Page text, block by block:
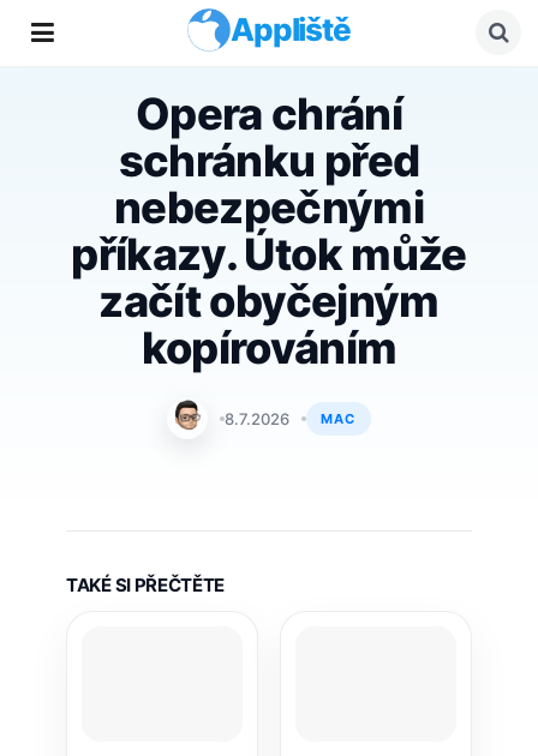
Appliště
Opera chrání
schránku před
nebezpečnými
příkazy. Útok může
začít obyčejným
kopírováním
Jan Holeš
8.7.2026 MAC
TAKÉ SI PŘEČTĚTE